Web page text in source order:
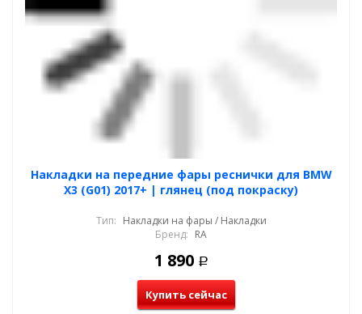
Накладки на передние фары реснички для BMW
X3 (G01) 2017+ | глянец (под покраску)
Тип: Накладки на фары / Накладки
Бренд: RA
1 890 Р
Купить сейчас